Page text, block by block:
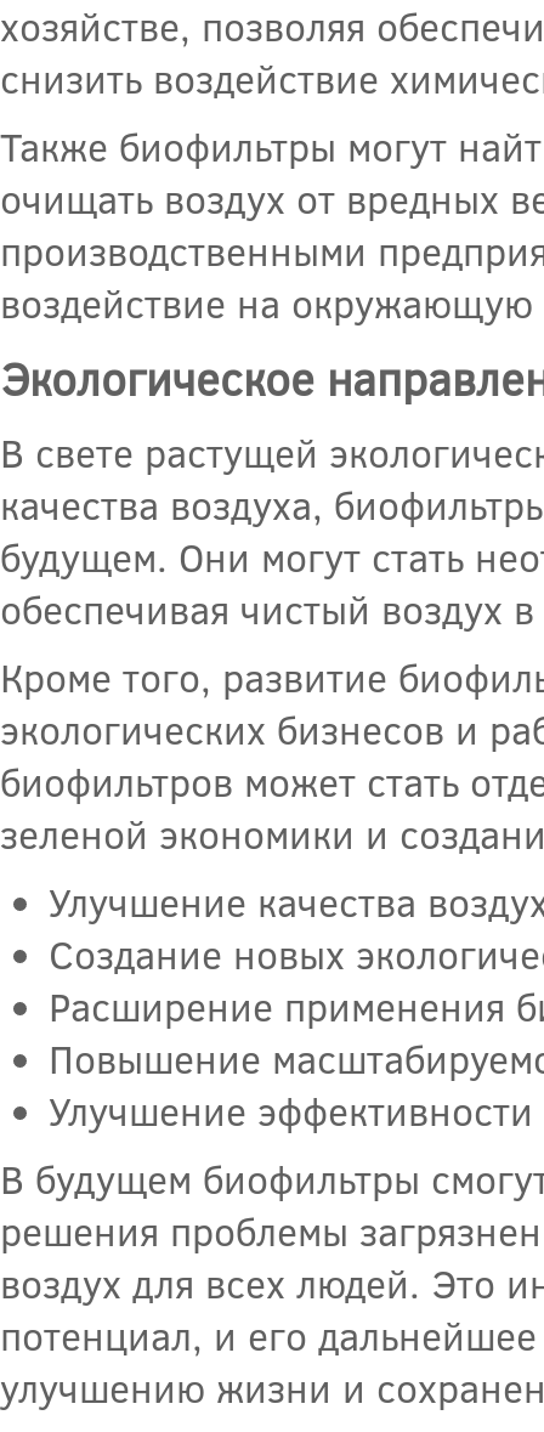
хозяйстве, позволяя
снизить воздействие
Также биофильтры могут
очищать воздух от вредных
производственными
воздействие на окружающую
Экологическое
В свете растущей
качества воздуха,
будущем. Они могут стать
обеспечивая чистый воздух
Кроме того, развитие
экологических бизнесов и
биофильтров может стать
зеленой экономики и
Улучшение качества
Создание новых
Расширение применения
Повышение
Улучшение
В будущем биофильтры
решения проблемы
воздух для всех людей. Это
потенциал, и его
улучшению жизни и